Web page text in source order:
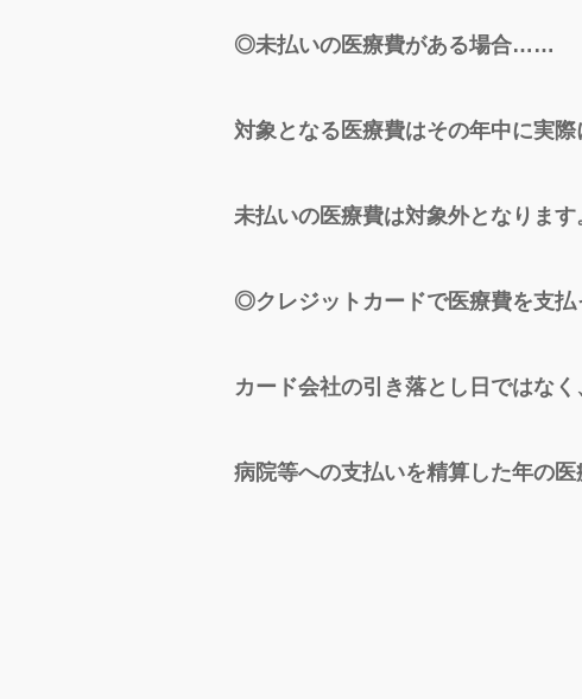
◎未払いの医療費がある場合……
対象となる医療費はその年中に実
未払いの医療費は対象外となります
◎クレジットカードで医療費を支
カード会社の引き落とし日ではなく
病院等への支払いを精算した年の医